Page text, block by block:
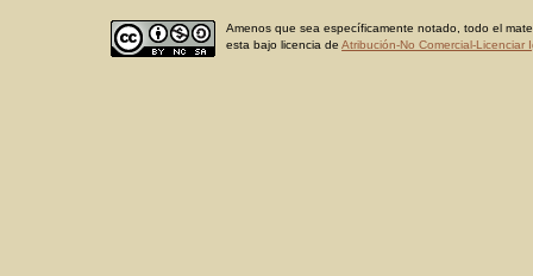
Amenos que sea específicamente notado, todo el
esta bajo licencia deAtribución-No Comercial-Licenciar